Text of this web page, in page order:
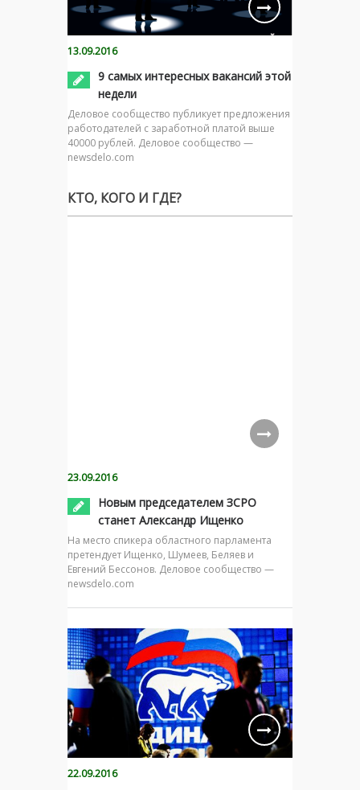
13.09.2016
9 самых интересных вакансий этой
недели
Деловое сообщество публикует предложения
работодателей с заработной платой выше
40000 рублей. Деловое сообщество —
newsdelo.com
КТО, КОГО И ГДЕ?
23.09.2016
Новым председателем ЗСРО
станет Александр Ищенко
На место спикера областного парламента
претендует Ищенко, Шумеев, Беляев и
Евгений Бессонов. Деловое сообщество —
newsdelo.com
22.09.2016